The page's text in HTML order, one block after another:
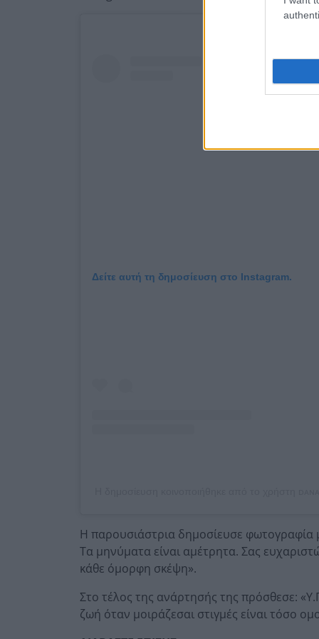
Δείτε αυτή τη δημοσίευση στο Instagram.
Η παρουσιάστρια δημοσίευσε φωτογραφία
Τα μηνύματα είναι αμέτρητα. Σας
κάθε όμορφη σκέψη».
Στο τέλος της ανάρτησής της πρόσθεσε:
ζωή όταν μοιράζεσαι στιγμές είναι τόσο